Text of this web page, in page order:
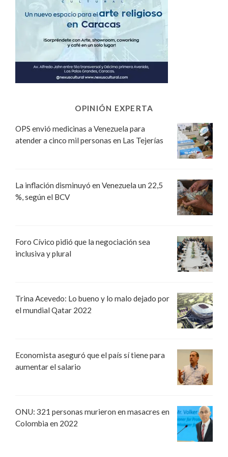
OPINIÓN EXPERTA
OPS envió medicinas a Venezuela para
atender a cinco mil personas en Las Tejerías
La inflación disminuyó en Venezuela un 22,5
%, según el BCV
Foro Cívico pidió que la negociación sea
inclusiva y plural
Trina Acevedo: Lo bueno y lo malo dejado por
el mundial Qatar 2022
Economista aseguró que el país sí tiene para
aumentar el salario
ONU: 321 personas murieron en masacres en
Colombia en 2022